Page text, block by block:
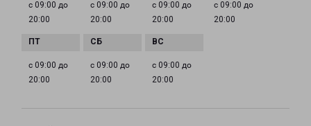
с 09:00 до
20:00
с 09:00 до
20:00
с 09:00 до
20:00
с 09:00 до
20:00
с 09:00 до
20:00
с 09:00 до
20:00
с 09:00 до
20:00